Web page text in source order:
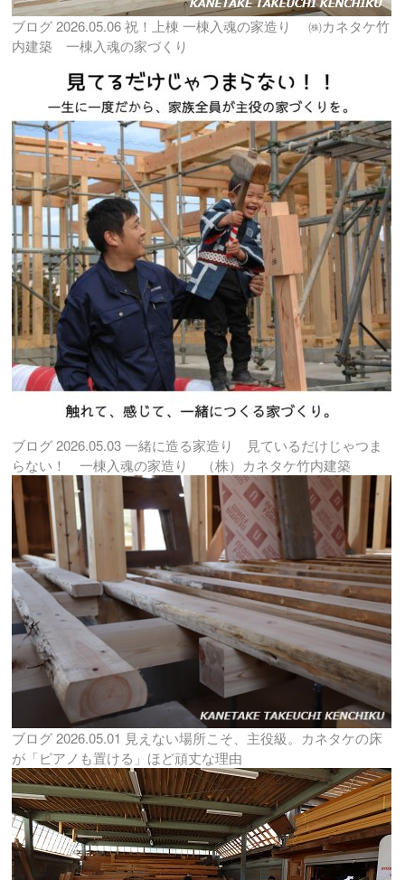
ブログ2026.05.06 祝！上棟 一棟入魂の家造り ㈱カネタケ竹
内建築 一棟入魂の家づくり
ブログ2026.05.03 一緒に造る家造り 見ているだけじゃつま
らない！ 一棟入魂の家造り （株）カネタケ竹内建築
ブログ2026.05.01 見えない場所こそ、主役級。カネタケの床
が「ピアノも置ける」ほど頑丈な理由